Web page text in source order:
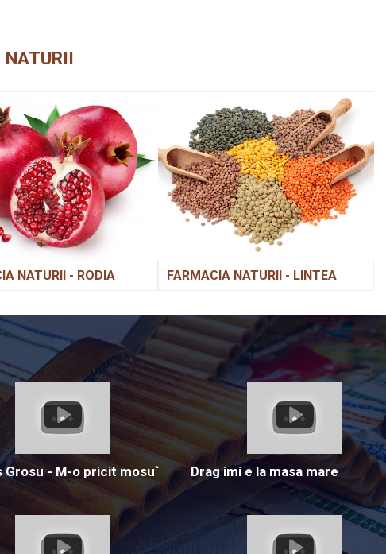
NATURII
NATURII - RODIA FARMACIA NATURII - LINTEA
Grosu - M-o pricit mosu`
Drag imi e la masa mare